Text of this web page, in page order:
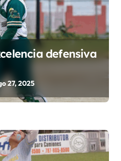
defensiva
27, 2025